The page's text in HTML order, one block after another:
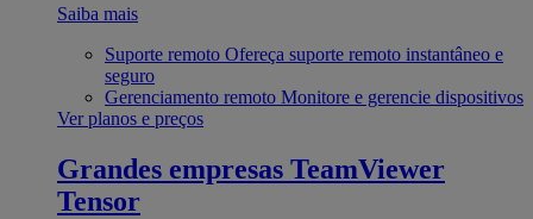
Saiba mais
Suporte remoto Ofereça suporte remoto instantâneo e
seguro
Gerenciamento remoto Monitore e gerencie dispositivos
Ver planos e preços
Grandes empresas TeamViewer
Tensor